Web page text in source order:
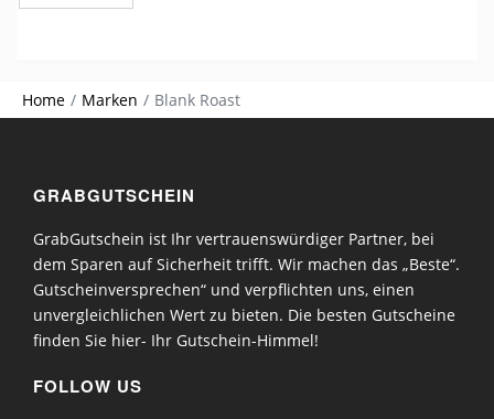
Home Marken Blank Roast
GRABGUTSCHEIN
GrabGutschein ist Ihr vertrauenswürdiger Partner, bei
dem Sparen auf Sicherheit trifft. Wir machen das „Beste“.
Gutscheinversprechen“ und verpflichten uns, einen
unvergleichlichen Wert zu bieten. Die besten Gutscheine
finden Sie hier- Ihr Gutschein-Himmel!
FOLLOW US